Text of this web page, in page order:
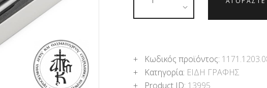
Κωδικός προϊόντος:
Κατηγορία: ΕΙΔΗ ΓΡΑΦΗΣ
Product ID: 13995